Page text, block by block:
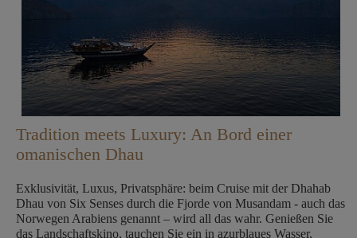
Tradition meets Luxury: An Bord einer
omanischen Dhau
Exklusivität, Luxus, Privatsphäre: beim Cruise mit der Dhahab
Dhau von Six Senses durch die Fjorde von Musandam - auch das
Norwegen Arabiens genannt – wird all das wahr. Genießen Sie
das Landschaftskino, tauchen Sie ein in azurblaues Wasser,